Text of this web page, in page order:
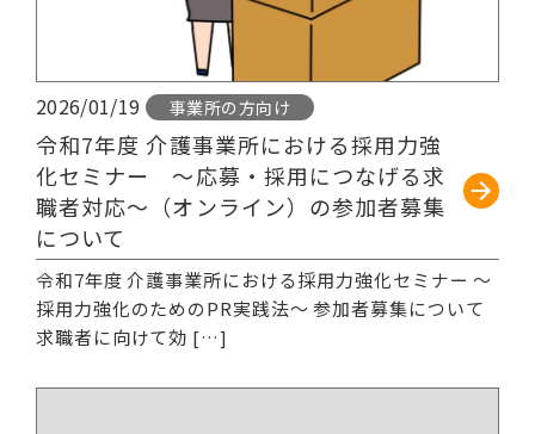
2026/01/19 事業所の方向け
令和7年度 介護事業所における採用力強
化セミナー ～応募・採用につなげる求
職者対応～（オンライン）の参加者募集
について
令和7年度 介護事業所における採用力強化セミナー ～
採用力強化のためのPR実践法～ 参加者募集について
求職者に向けて効 […]